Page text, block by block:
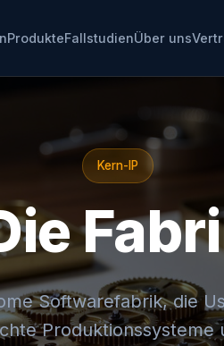
ProdukteFallstudienÜber uns
Kern-IP
Softwarefabrik, die